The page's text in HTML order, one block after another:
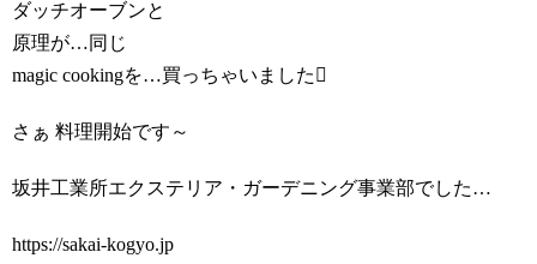
ダッチオーブンと
原理が…同じ
magic cookingを…買っちゃいました
さぁ 料理開始です～
坂井工業所エクステリア・ガーデニング事業部でした…
https://sakai-kogyo.jp